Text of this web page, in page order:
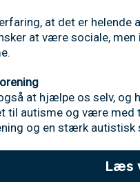
at det er
at være sociale, men
at hjælpe os selv, og
til autisme og være med
og en stærk autistisk
Læs